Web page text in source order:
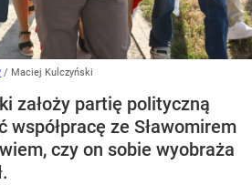
/ Maciej Kulczyński
założy partię polityczną
współpracę ze Sławomirem
czy on sobie wyobraża